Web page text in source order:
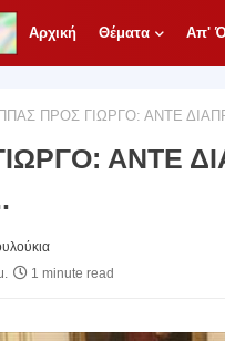
Αρχική Θέματα Απ'
ΠΡΟΣ ΓΙΩΡΓΟ: ΑΝΤΕ
ΑΝΤΕ
1 minute read